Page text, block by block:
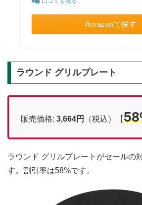
Amazonで探す
ラウンド グリルプレート
販売価格: 3,664円 （税込）【
ラウンド グリルプレートがセールの
す。割引率は58%です。